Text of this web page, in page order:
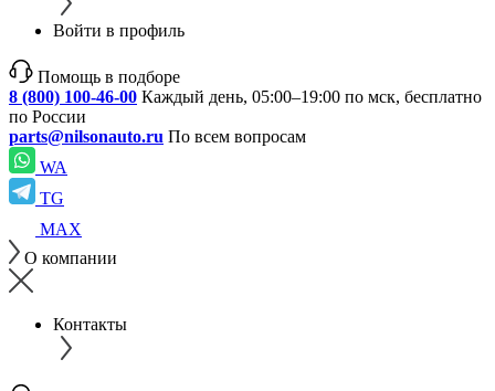
Войти в профиль
Помощь в подборе
8 (800) 100-46-00 Каждый день, 05:00–19:00 по мск, бесплатно
по России
parts@nilsonauto.ru По всем вопросам
WA
TG
MAX
О компании
Контакты